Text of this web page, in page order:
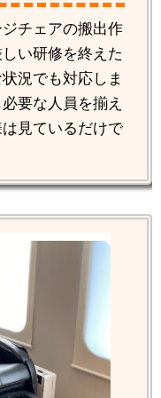
チェアの搬出作
い研修を終えた
況でも対応しま
要な人員を揃え
見ているだけで